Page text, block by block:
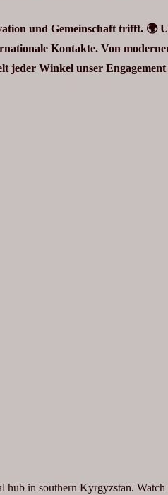
und Gemeinschaft trifft. 🌍
Kontakte. Von
jeder Winkel unser
in southern Kyrgyzstan.